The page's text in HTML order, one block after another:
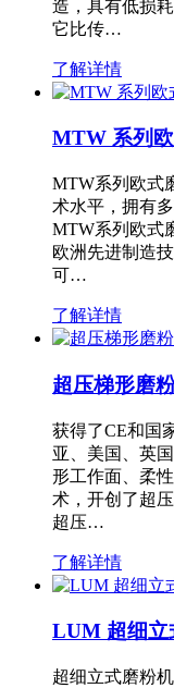
造，具有低损
它比传…
了解详情
MTW 系列
MTW系列欧式
术水平，拥有
MTW系列欧式
欧洲先进制造
可…
了解详情
超压梯形磨
获得了CE和国
亚、美国、英
形工作面、柔
术，开创了超
超压…
了解详情
LUM 超细立
超细立式磨粉